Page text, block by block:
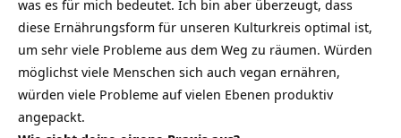
was es für mich bedeutet. Ich bin aber überzeugt, dass
diese Ernährungsform für unseren Kulturkreis optimal ist,
um sehr viele Probleme aus dem Weg zu räumen. Würden
möglichst viele Menschen sich auch vegan ernähren,
würden viele Probleme auf vielen Ebenen produktiv
angepackt.